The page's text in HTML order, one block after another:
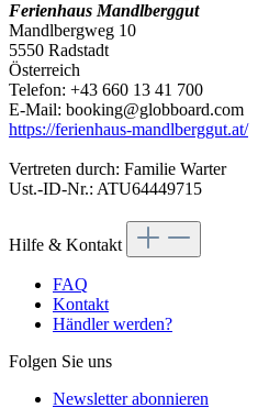
Ferienhaus Mandlberggut
Mandlbergweg 10
5550 Radstadt
Österreich
Telefon: +43 660 13 41 700
E-Mail: booking@globboard.com
https://ferienhaus-mandlberggut.at/
Vertreten durch: Familie Warter
Ust.-ID-Nr.: ATU64449715
Hilfe & Kontakt
FAQ
Kontakt
Händler werden?
Folgen Sie uns
Newsletter abonnieren